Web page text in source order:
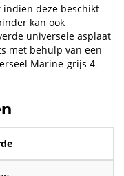
deze beschikt
kan ook
universele asplaat
met behulp van een
Marine-grijs 4-